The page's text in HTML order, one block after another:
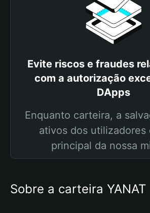
Evite riscos e fraudes
com a autorização
DApps
Enquanto carteira, a
ativos dos utilizadores
principal da nossa
Sobre a carteira YANAT